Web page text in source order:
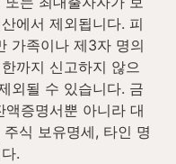
에서 제외됩니다. 피
가족이나 제3자 명의
까지 신고하지 않으
외될 수 있습니다. 금
증명서뿐 아니라 대
식 보유명세, 타인 명
.